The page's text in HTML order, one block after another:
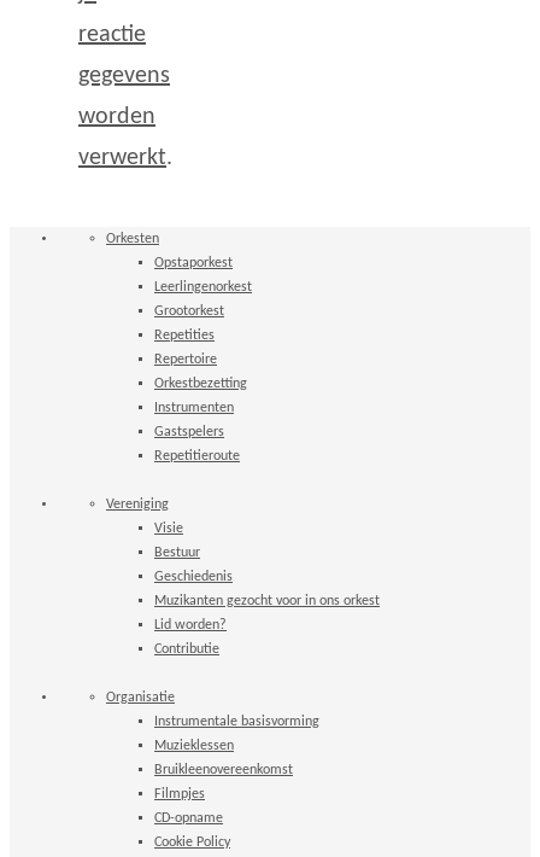
reactie
gegevens
worden
verwerkt.
Orkesten
Opstaporkest
Leerlingenorkest
Grootorkest
Repetities
Repertoire
Orkestbezetting
Instrumenten
Gastspelers
Repetitieroute
Vereniging
Visie
Bestuur
Geschiedenis
Muzikanten gezocht voor in ons orkest
Lid worden?
Contributie
Organisatie
Instrumentale basisvorming
Muzieklessen
Bruikleenovereenkomst
Filmpjes
CD-opname
Cookie Policy